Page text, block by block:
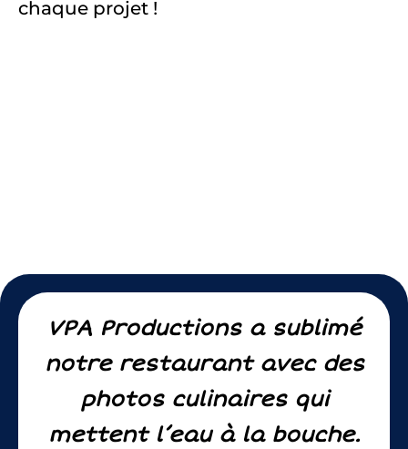
chaque projet !
VPA Productions a sublimé
notre restaurant avec des
photos culinaires qui
mettent l’eau à la bouche.